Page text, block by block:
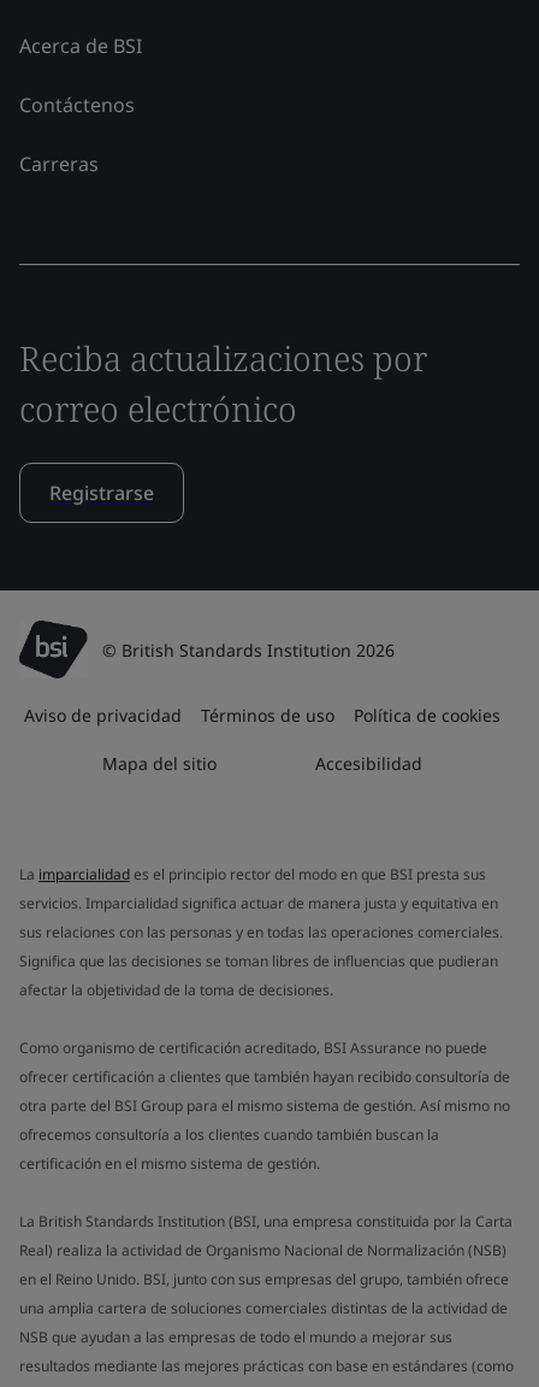
Acerca de BSI
Contáctenos
Carreras
Reciba actualizaciones por
correo electrónico
Registrarse
© British Standards Institution 2026
Aviso de privacidad Términos de uso Política de cookies
Mapa del sitio Accesibilidad
La imparcialidades el principio rector del modo en que BSI presta sus
servicios. Imparcialidad significa actuar de manera justa y equitativa en
sus relaciones con las personas y en todas las operaciones comerciales.
Significa que las decisiones se toman libres de influencias que pudieran
afectar la objetividad de la toma de decisiones.
Como organismo de certificación acreditado, BSI Assurance no puede
ofrecer certificación a clientes que también hayan recibido consultoría de
otra parte del BSI Group para el mismo sistema de gestión. Así mismo no
ofrecemos consultoría a los clientes cuando también buscan la
certificación en el mismo sistema de gestión.
La British Standards Institution (BSI, una empresa constituida por la Carta
Real) realiza la actividad de Organismo Nacional de Normalización (NSB)
en el Reino Unido. BSI, junto con sus empresas del grupo, también ofrece
una amplia cartera de soluciones comerciales distintas de la actividad de
NSB que ayudan a las empresas de todo el mundo a mejorar sus
resultados mediante las mejores prácticas con base en estándares (como